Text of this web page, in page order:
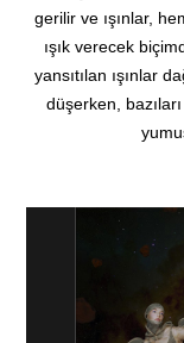
gerilir ve ışınlar,
ışık verecek
yansıtılan ışınlar
düşerken,